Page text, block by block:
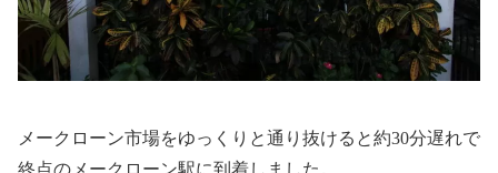
メークローン市場をゆっくりと通り抜けると約30分遅れで
終点のメークローン駅に到着しました。